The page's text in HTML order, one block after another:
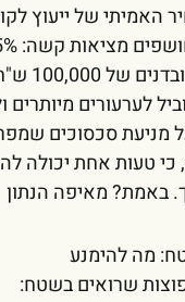
האמיתי של ייעוץ
לערעורים
מניעת סכסוכים
טעות אחת יכולה
באמת? מאיפה הנתון
מה להימנע
שרואים בשטח: